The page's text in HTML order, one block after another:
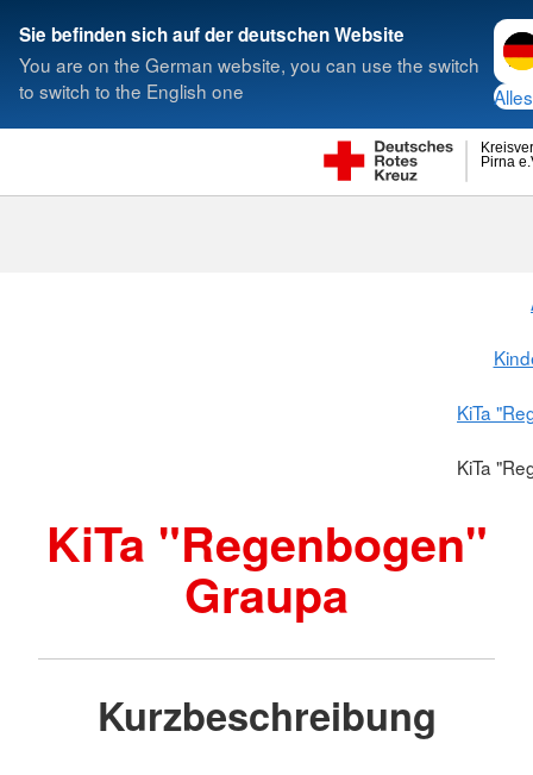
Sie befinden sich auf der deutschen Website
You are on the German website, you can use the switch
to switch to the English one
Pirna
KiTa
KiTa
KiTa "Regenbogen"
Graupa
Kurzbeschreibung